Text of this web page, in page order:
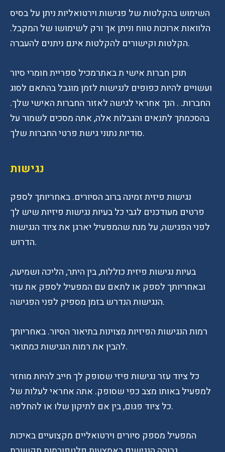
השימוש בהקלטות של פגישות וירטואליות ניתן על בסיס
הלוואות ארוכות טווח וניתן אך ורק לשימושו של המקבל.
הקלטות וקישורים להקלטות אינם ניתנים להעברה.
תוכן חברות אישי ת באתרמכיל ספריית חומרי סיור
ועשויים להיות כפופים לנגישות לזמן מוגבל בהתאם לסוג
החברות. . הנך אחראי לגישה לאזור החברות האישי שלך.
בהסכמתך לתנאים והגבלות אלה, אתה מסכים לשמור על
סודיות נתוני גישת פרטי החברות שלך.
נגישות
נגישות פיזית זמינה ברוב הסיורים. באחריותך לספק
פרטים מעודכנים לגבי כל בעיות נגישות פיזיות שיש לך
לפני הפגישה, על מנת שהמפעיל יארגן את ציוד הנגישות
הדרוש.
בעיות נגישות פיזית כוללות, בין היתר, הליכה ושמיעה,
ובאחריותך לספק או לתאם עם המפעיל לספק את עזר
הנגישות הנדרש בזמן מספיק לפני הפגישה.
רמות הנגישות הפיזיות מצוינות בתיאור הסיור. באחריותך
להבין את רמות הנגישות כמתואר.
כל ציוד עזר נגישות פיזי שסופק לך חייב להיות מוחזר
למפעיל באותו מצב כפי שסופק. אתה אחראי לעלות של
כל ציוד פגום, בין אם לתיקון שלו או להחלפה.
המפעיל מספק סיורים וירטואליים מקצועיים באיכות